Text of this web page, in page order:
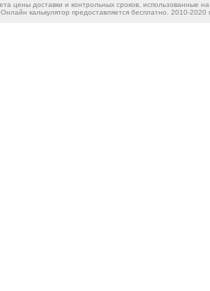
цены доставки и контрольных сроков, использованные
калькулятор предоставляется бесплатно. 2010-2020